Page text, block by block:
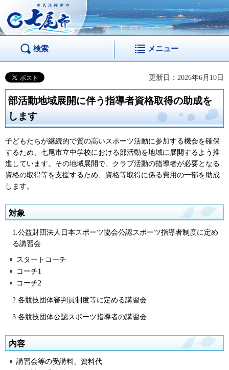
市民活躍都市 七尾
市
検索 メニュー
更新日：2026年6月10日
部活動地域展開に伴う指導者資格取得の助成を
します
子どもたちが継続的で質の高いスポーツ活動に参加する機会を確保
するため、七尾市立中学校における部活動を地域に展開するよう推
進しています。その地域展開で、クラブ活動の指導者が必要となる
資格の取得等を支援するため、資格等取得に係る費用の一部を助成
します。
対象
1.公益財団法人日本スポーツ協会公認スポーツ指導者制度に定め
る講習会
スタートコーチ
コーチ1
コーチ2
2.各競技団体審判員制度等に定める講習会
3.各競技団体公認スポーツ指導者の講習会
内容
講習会等の受講料、資料代